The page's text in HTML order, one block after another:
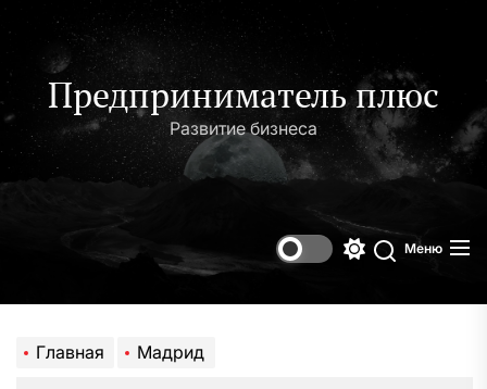
содержимому
Предприниматель плюс
Развитие бизнеса
Поиск
Меню
Главная Мадрид